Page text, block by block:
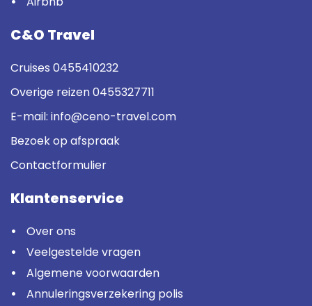
C&O Travel
Cruises 0455410232
Overige reizen0455327711
E-mail: info@ceno-travel.com
Bezoek op afspraak
Contactformulier
Klantenservice
Over ons
Veelgestelde vragen
Algemene voorwaarden
Annuleringsverzekering polis